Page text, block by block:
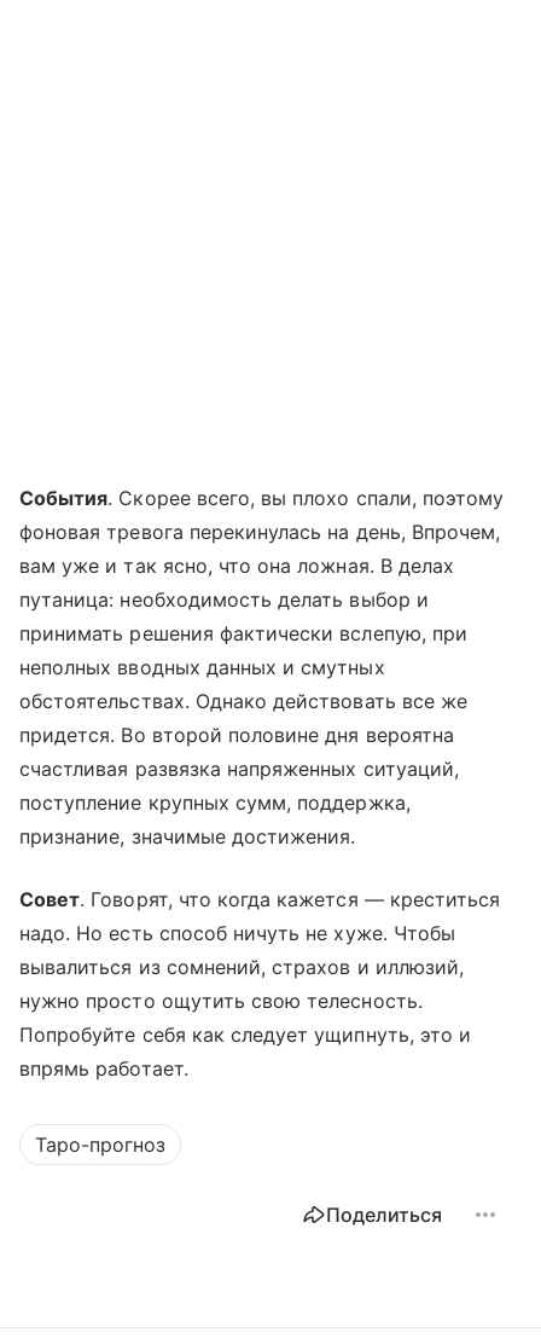
События. Скорее всего, вы плохо спали, поэтому
фоновая тревога перекинулась на день, Впрочем,
вам уже и так ясно, что она ложная. В делах
путаница: необходимость делать выбор и
принимать решения фактически вслепую, при
неполных вводных данных и смутных
обстоятельствах. Однако действовать все же
придется. Во второй половине дня вероятна
счастливая развязка напряженных ситуаций,
поступление крупных сумм, поддержка,
признание, значимые достижения.
Совет. Говорят, что когда кажется — креститься
надо. Но есть способ ничуть не хуже. Чтобы
вывалиться из сомнений, страхов и иллюзий,
нужно просто ощутить свою телесность.
Попробуйте себя как следует ущипнуть, это и
впрямь работает.
Таро-прогноз
Поделиться